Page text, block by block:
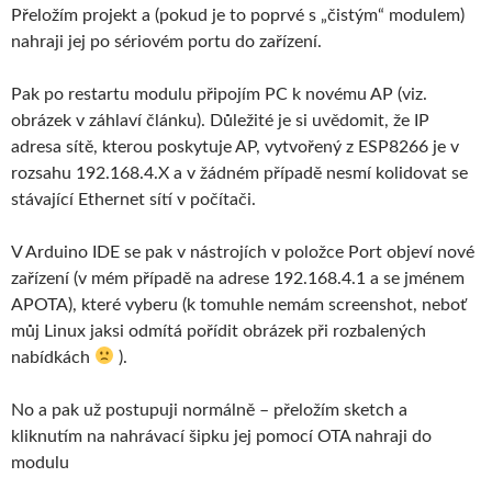
Přeložím projekt a (pokud je to poprvé s „čistým“ modulem)
nahraji jej po sériovém portu do zařízení.
Pak po restartu modulu připojím PC k novému AP (viz.
obrázek v záhlaví článku). Důležité je si uvědomit, že IP
adresa sítě, kterou poskytuje AP, vytvořený z ESP8266 je v
rozsahu 192.168.4.X a v žádném případě nesmí kolidovat se
stávající Ethernet sítí v počítači.
V Arduino IDE se pak v nástrojích v položce Port objeví nové
zařízení (v mém případě na adrese 192.168.4.1 a se jménem
APOTA), které vyberu (k tomuhle nemám screenshot, neboť
můj Linux jaksi odmítá pořídit obrázek při rozbalených
nabídkách
).
No a pak už postupuji normálně – přeložím sketch a
kliknutím na nahrávací šipku jej pomocí OTA nahraji do
modulu